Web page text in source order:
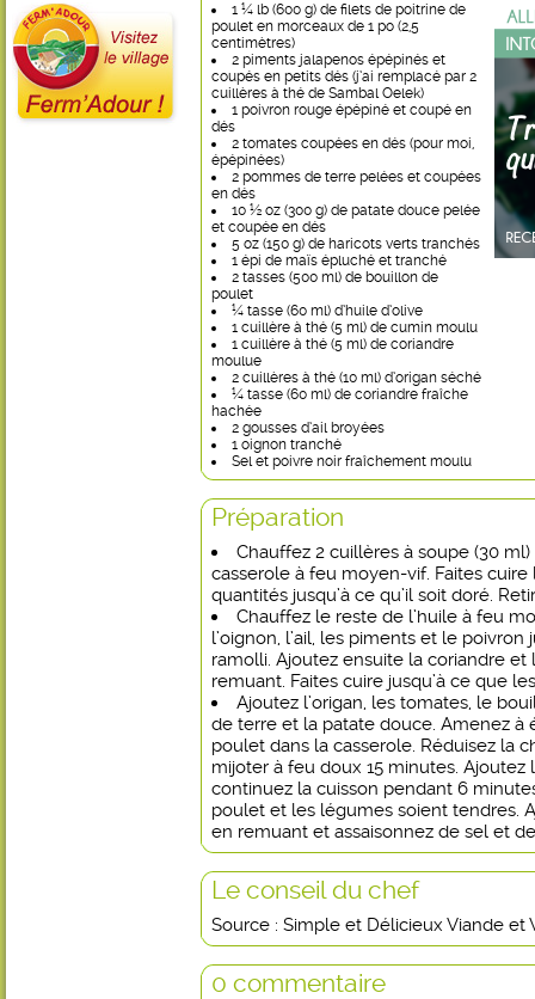
1 ¼ lb (600 g) de filets de poitrine de
poulet en morceaux de 1 po (2,5
centimètres)
2 piments jalapenos épépinés et
coupés en petits dés (j’ai remplacé par 2
cuillères à thé de Sambal Oelek)
1 poivron rouge épépiné et coupé en
dés
2 tomates coupées en dés (pour moi,
épépinées)
2 pommes de terre pelées et coupées
en dés
10 ½ oz (300 g) de patate douce pelée
et coupée en dés
5 oz (150 g) de haricots verts tranchés
1 épi de maïs épluché et tranché
2 tasses (500 ml) de bouillon de
poulet
¼ tasse (60 ml) d’huile d’olive
1 cuillère à thé (5 ml) de cumin moulu
1 cuillère à thé (5 ml) de coriandre
moulue
2 cuillères à thé (10 ml) d’origan séché
¼ tasse (60 ml) de coriandre fraîche
hachée
2 gousses d’ail broyées
1 oignon tranché
Sel et poivre noir fraîchement moulu
Préparation
Chauffez 2 cuillères à soupe (30
casserole à feu moyen-vif. Faites
quantités jusqu’à ce qu’il soit doré.
Chauffez le reste de l’huile à feu
l’oignon, l’ail, les piments et le poivron
ramolli. Ajoutez ensuite la coriandre
remuant. Faites cuire jusqu’à ce que
Ajoutez l’origan, les tomates, le
de terre et la patate douce. Amenez à
poulet dans la casserole. Réduisez la
mijoter à feu doux 15 minutes. Ajoutez
continuez la cuisson pendant 6
poulet et les légumes soient tendres.
en remuant et assaisonnez de sel et
Le conseil du chef
Source : Simple et Délicieux Viande et
0 commentaire